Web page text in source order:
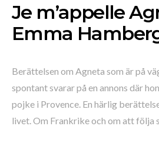
Je m’appelle
Emma
Berättelsen om Agneta som är på
spontant svarar på en annons där
pojke i Provence. En härlig
livet. Om Frankrike och om att följa